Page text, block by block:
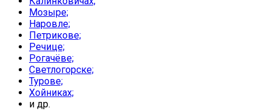
Мозыре;
Наровле;
Петрикове;
Речице;
Рогачёве;
Светлогорске;
Турове;
Хойниках;
и др.